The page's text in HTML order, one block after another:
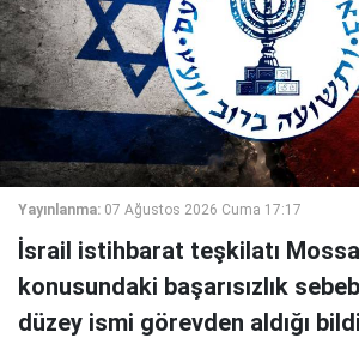
Yayınlanma: 07 Ağustos 2026 Cuma 17:17
İsrail istihbarat teşkilatı
konusundaki başarısızlık
düzey ismi görevden aldığı